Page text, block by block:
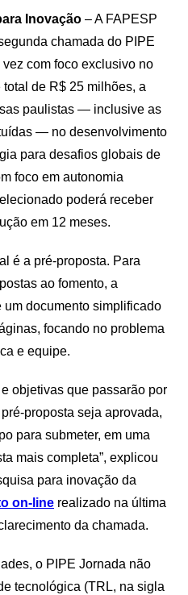
Inovação – A FAPESP
chamada do PIPE
com foco exclusivo no
de R$ 25 milhões, a
paulistas — inclusive as
— no desenvolvimento
para desafios globais de
foco em autonomia
poderá receber
em 12 meses.
é a pré-proposta. Para
ao fomento, a
documento simplificado
focando no problema
e equipe.
objetivas que passarão por
proposta seja aprovada,
para submeter, em uma
mais completa”, explicou
para inovação da
on-line realizado na última
da chamada.
o PIPE Jornada não
tecnológica (TRL, na sigla